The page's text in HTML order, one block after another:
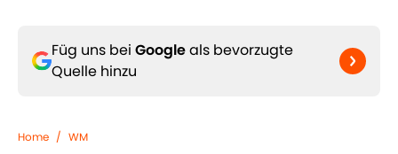
Füg uns bei Googleals bevorzugte
Quelle hinzu
Home / WM